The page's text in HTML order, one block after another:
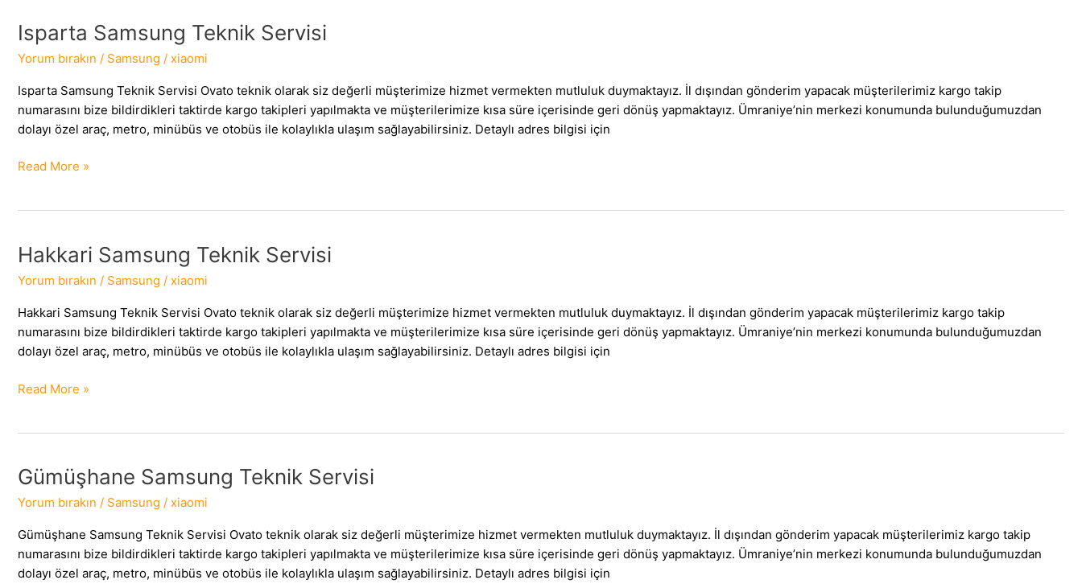
Isparta Samsung Teknik Servisi
Yorum bırakın / Samsung / xiaomi
Isparta Samsung Teknik Servisi Ovato teknik olarak siz değerli müşterimize hizmet vermekten mutluluk duymaktayız. İl dışından gönderim yapacak müşterilerimiz kargo takip
numarasını bize bildirdikleri taktirde kargo takipleri yapılmakta ve müşterilerimize kısa süre içerisinde geri dönüş yapmaktayız. Ümraniye’nin merkezi konumunda bulunduğumuzdan
dolayı özel araç, metro, minübüs ve otobüs ile kolaylıkla ulaşım sağlayabilirsiniz. Detaylı adres bilgisi için
Isparta
Read More »
Hakkari Samsung Teknik Servisi
Yorum bırakın / Samsung / xiaomi
Hakkari Samsung Teknik Servisi Ovato teknik olarak siz değerli müşterimize hizmet vermekten mutluluk duymaktayız. İl dışından gönderim yapacak müşterilerimiz kargo takip
numarasını bize bildirdikleri taktirde kargo takipleri yapılmakta ve müşterilerimize kısa süre içerisinde geri dönüş yapmaktayız. Ümraniye’nin merkezi konumunda bulunduğumuzdan
dolayı özel araç, metro, minübüs ve otobüs ile kolaylıkla ulaşım sağlayabilirsiniz. Detaylı adres bilgisi için
Hakkari
Read More »
Gümüşhane Samsung Teknik Servisi
Yorum bırakın / Samsung / xiaomi
Gümüşhane Samsung Teknik Servisi Ovato teknik olarak siz değerli müşterimize hizmet vermekten mutluluk duymaktayız. İl dışından gönderim yapacak müşterilerimiz kargo takip
numarasını bize bildirdikleri taktirde kargo takipleri yapılmakta ve müşterilerimize kısa süre içerisinde geri dönüş yapmaktayız. Ümraniye’nin merkezi konumunda bulunduğumuzdan
dolayı özel araç, metro, minübüs ve otobüs ile kolaylıkla ulaşım sağlayabilirsiniz. Detaylı adres bilgisi için